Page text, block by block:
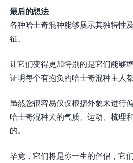
最后的想法
各种哈士奇混种能够展示其独特性
征。
让它们变得更加特别的是它们能够
证明每个有抱负的哈士奇混种主人
虽然您很容易仅仅根据外貌来进行
哈士奇混种犬的气质、运动、梳理
的。
毕竟，它们将是你一生的伴侣，它